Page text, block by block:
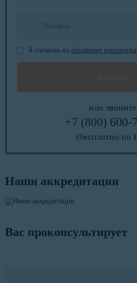
Я согласен на обработку
или звоните
+7 (800) 600-
(бесплатно по
Наши аккредитации
Вас проконсультирует